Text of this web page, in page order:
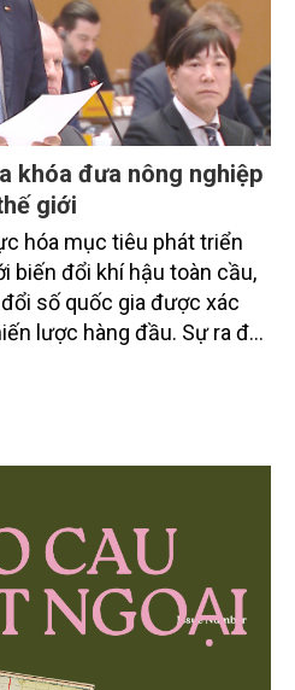
khóa đưa nông nghiệp
giới
hóa mục tiêu phát triển
biến đổi khí hậu toàn cầu,
số quốc gia được xác
lược hàng đầu. Sự ra đời
cải cách toàn diện,
ứng và nâng cao hiệu
và môi trường.